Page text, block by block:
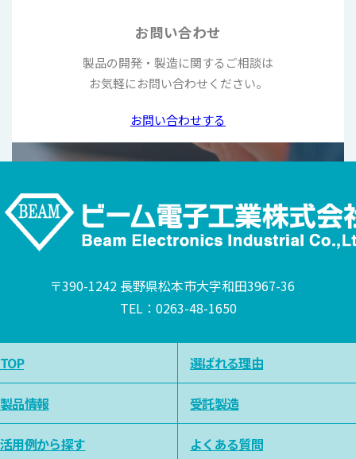
お問い合わせ
製品の開発・製造に関するご相談は
お気軽にお問い合わせください。
お問い合わせする
〒390-1242 長野県松本市大字和田3967-36
TEL： 0263-48-1650
TOP 選ばれる理由
製品情報 受託製造
活用例から探す よくある質問